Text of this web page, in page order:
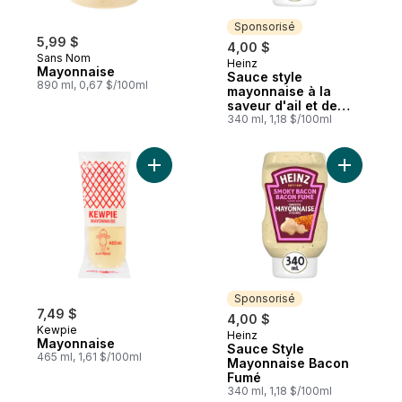
5,99 $
Sans Nom
Mayonnaise
890 ml, 0,67 $/100ml
Sponsorisé
4,00 $
Sponsorisé
Heinz
Sauce style
mayonnaise à la
saveur d'ail et de
parmesan
340 ml, 1,18 $/100ml
7,49 $
Kewpie
Mayonnaise
465 ml, 1,61 $/100ml
Ajouter Mayonnaise au panier
Sponsorisé
4,00 $
Sponsorisé
Heinz
Sauce Style
Mayonnaise Bacon
Fumé
340 ml, 1,18 $/100ml
Ajouter